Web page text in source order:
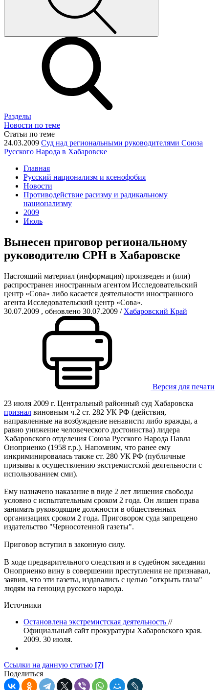
Разделы
Новости по теме
Статьи по теме
24.03.2009 Суд над региональными руководителями Союза
Русского Народа в Хабаровске
Главная
Русский национализм и ксенофобия
Новости
Противодействие расизму и радикальному
национализму
2009
Июль
Вынесен приговор региональному
руководителю СРН в Хабаровске
Настоящий материал (информация) произведен и (или)
распространен иностранным агентом Исследовательский
центр «Сова» либо касается деятельности иностранного
агента Исследовательский центр «Сова».
30.07.2009 , обновлено 30.07.2009 / Хабаровский Край
Версия для печати
23 июля 2009 г. Центральный районный суд Хабаровска
признал виновным ч.2 ст. 282 УК РФ (действия,
направленные на возбуждение ненависти либо вражды, а
равно унижение человеческого достоинства) лидера
Хабаровского отделения Союза Русского Народа Павла
Оноприенко (1958 г.р.). Напомним, что ранее ему
инкриминировалась также ст. 280 УК РФ (публичные
призывы к осуществлению экстремистской деятельности с
использованием сми).
Ему назначено наказание в виде 2 лет лишения свободы
условно c испытательным сроком 2 года. Он лишен права
занимать руководящие должности в общественных
организациях сроком 2 года. Приговором суда запрещено
издательство "Черносотенной газеты".
Приговор вступил в законную силу.
В ходе предварительного следствия и в судебном заседании
Оноприенко вину в совершении преступления не признавал,
заявив, что эти газеты, издавались с целью "открыть глаза"
людям на геноцид русского народа.
Источники
Остановлена экстремистская деятельность //
Официальный сайт прокуратуры Хабаровского края.
2009. 30 июля.
Ссылки на данную статью [7]
Поделиться